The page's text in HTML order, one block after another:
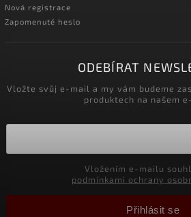
Nová registrace
Zapomenuté heslo
ODEBÍRAT
Vložte svůj e-mail a my vám budeme
produktech na našem
podmínkami ochrany
Přihlásit se